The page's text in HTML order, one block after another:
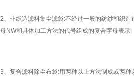
2、非织造滤料集尘滤袋:不经过一般的纺纱和织
母NW和具体加工方法的代号组成的复合字母表示;
3、复合滤料除尘布袋:用两种以上方法制成或两种